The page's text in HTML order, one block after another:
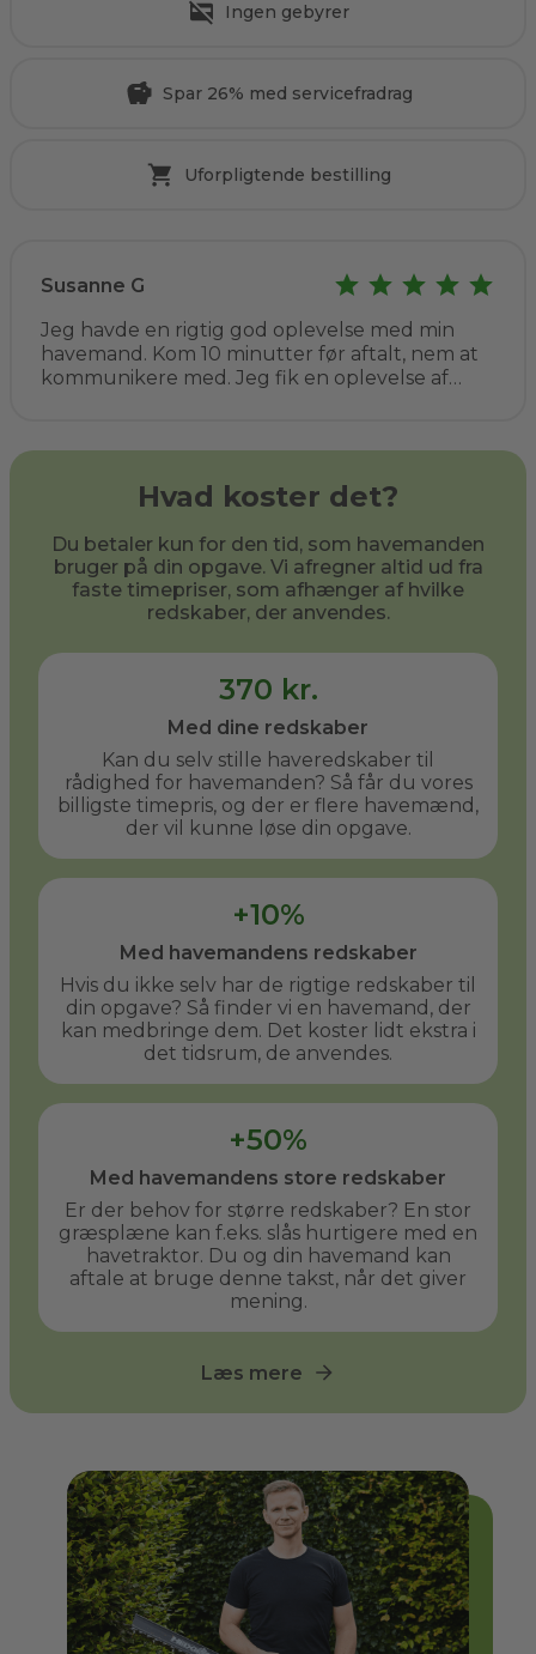
Ingen gebyrer
Spar 26% med servicefradrag
Uforpligtende bestilling
Susanne G
Jeg havde en rigtig god oplevelse med min
havemand. Kom 10 minutter før aftalt, nem at
kommunikere med. Jeg fik en oplevelse af
gang. Jeg har allerede anbefalet ham til flere
Hvad koster det?
Du betaler kun for den tid, som havemanden
bruger på din opgave. Vi afregner altid ud fra
faste timepriser, som afhænger af hvilke
redskaber, der anvendes.
370 kr.
Med dine redskaber
Kan du selv stille haveredskaber til
rådighed for havemanden? Så får du vores
billigste timepris, og der er flere havemænd,
der vil kunne løse din opgave.
+10%
Med havemandens redskaber
Hvis du ikke selv har de rigtige redskaber til
din opgave? Så finder vi en havemand, der
kan medbringe dem. Det koster lidt ekstra i
det tidsrum, de anvendes.
+50%
Med havemandens store redskaber
Er der behov for større redskaber? En stor
græsplæne kan f.eks. slås hurtigere med en
havetraktor. Du og din havemand kan
aftale at bruge denne takst, når det giver
mening.
Læs mere